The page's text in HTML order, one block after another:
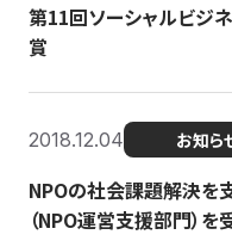
第11回ソーシャルビジ
賞
2018.12.04 お知ら
NPOの社会課題解決を
（NPO運営支援部門）を